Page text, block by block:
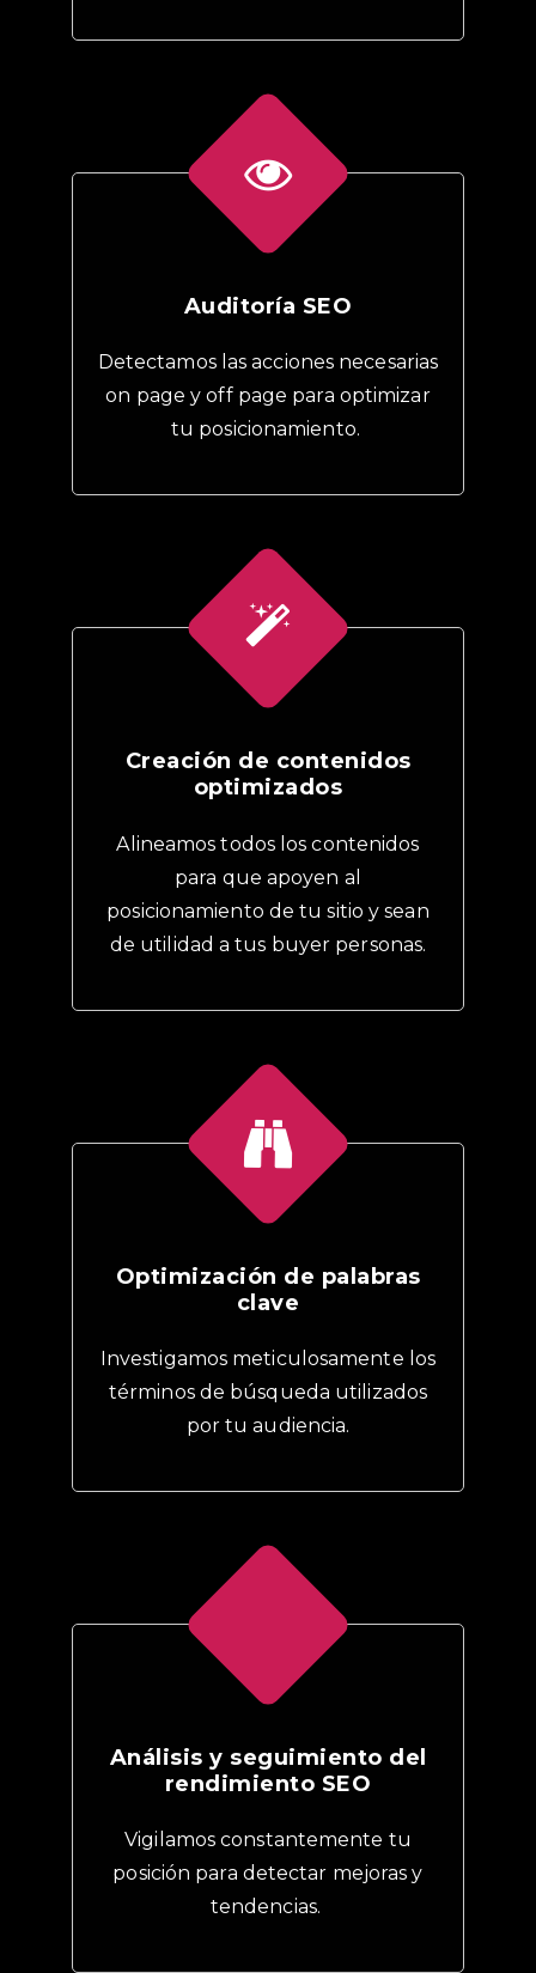
Auditoría SEO
Detectamos las acciones necesarias
on page y off page para optimizar
tu posicionamiento.
Creación de contenidos
optimizados
Alineamos todos los contenidos
para que apoyen al
posicionamiento de tu sitio y sean
de utilidad a tus buyer personas.
Optimización de palabras
clave
Investigamos meticulosamente los
términos de búsqueda utilizados
por tu audiencia.
Análisis y seguimiento del
rendimiento SEO
Vigilamos constantemente tu
posición para detectar mejoras y
tendencias.